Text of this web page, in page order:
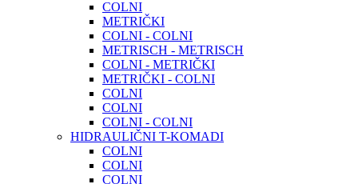
COLNI
METRIČKI
COLNI - COLNI
METRISCH - METRISCH
COLNI - METRIČKI
METRIČKI - COLNI
COLNI
COLNI
COLNI - COLNI
HIDRAULIČNI T-KOMADI
COLNI
COLNI
COLNI